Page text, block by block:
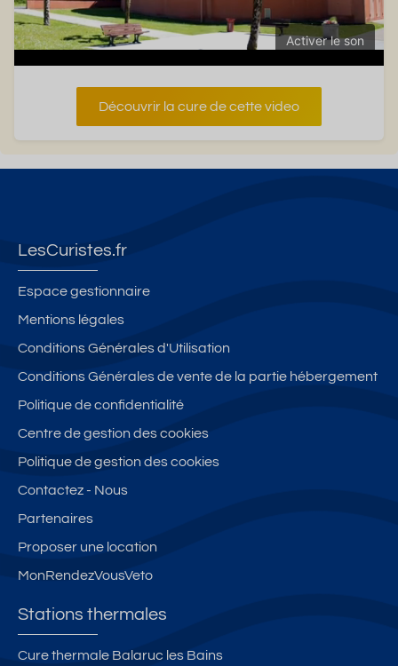
Activer le son
Découvrir la cure de cette video
LesCuristes.fr
Espace gestionnaire
Mentions légales
Conditions Générales d'Utilisation
Conditions Générales de vente de la partie hébergement
Politique de confidentialité
Centre de gestion des cookies
Politique de gestion des cookies
Contactez - Nous
Partenaires
Proposer une location
MonRendezVousVeto
Stations thermales
Cure thermale Balaruc les Bains